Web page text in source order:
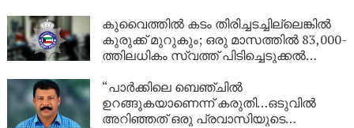
കുവൈത്തിൽ കടം തിരിച്ചടച്ചില്ലെങ്കിൽ
കുരുക്ക് മുറുകും; ഒരു മാസത്തിൽ 83,000-
ത്തിലധികം സ്വത്ത് പിടിച്ചെടുക്കൽ
“പാർക്കിലെ ബെഞ്ചിൽ
ഉറങ്ങുകയാണെന്ന് കരുതി…ഒടുവിൽ
അറിഞ്ഞത് ഒരു പ്രവാസിയുടെ